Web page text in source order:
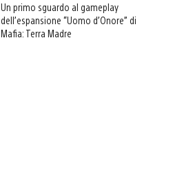
Un primo sguardo al gameplay
dell’espansione “Uomo d’Onore” di
Mafia: Terra Madre